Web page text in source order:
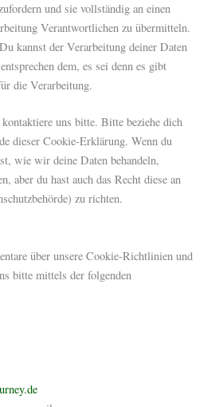
und sie vollständig an einen
Verantwortlichen zu übermitteln.
kannst der Verarbeitung deiner Daten
dem, es sei denn es gibt
die Verarbeitung.
uns bitte. Bitte beziehe dich
dieser Cookie-Erklärung. Wenn du
wie wir deine Daten behandeln,
aber du hast auch das Recht diese an
zu richten.
über unsere Cookie-Richtlinien und
bitte mittels der folgenden